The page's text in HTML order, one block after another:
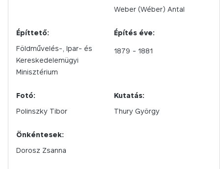
Weber (Wéber) Antal
Építtető:
Földművelés-, Ipar- és
Kereskedelemügyi
Minisztérium
Építés éve:
1879 - 1881
Fotó:
Polinszky Tibor
Kutatás:
Thury György
Önkéntesek:
Dorosz Zsanna